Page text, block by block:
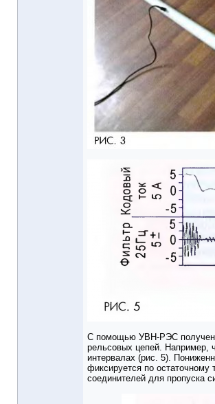
С помощью УВН-РЭС получены
рельсовых цепей. Например,
интервалах (рис. 5).
фиксируется по остаточному
соединителей для пропуска